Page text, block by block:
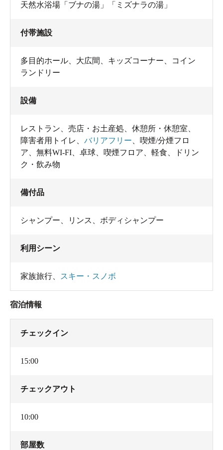
天然水浴場「ブナの湯」「ミズナラの湯」
付帯施設
多目的ホール、大広間、キッズコーナー、コイン
ランドリー
設備
レストラン 売店・お土産処 休憩所・休憩室
障害者用トイレ
バリアフリー
喫煙/分煙フロ
ア
無料WI-FI 卓球 喫煙フロア 軽食
ドリン
ク・飲み物
備付品
シャンプー リンス ボディシャンプー
利用シーン
家族旅行 スキー・スノボ
宿泊情報
チェックイン
15:00
チェックアウト
10:00
部屋数